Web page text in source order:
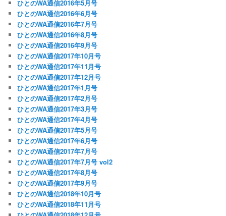
ひとのWA通信2016年5月号
ひとのWA通信2016年6月号
ひとのWA通信2016年7月号
ひとのWA通信2016年8月号
ひとのWA通信2016年9月号
ひとのWA通信2017年10月号
ひとのWA通信2017年11月号
ひとのWA通信2017年12月号
ひとのWA通信2017年1月号
ひとのWA通信2017年2月号
ひとのWA通信2017年3月号
ひとのWA通信2017年4月号
ひとのWA通信2017年5月号
ひとのWA通信2017年6月号
ひとのWA通信2017年7月号
ひとのWA通信2017年7月号 vol2
ひとのWA通信2017年8月号
ひとのWA通信2017年9月号
ひとのWA通信2018年10月号
ひとのWA通信2018年11月号